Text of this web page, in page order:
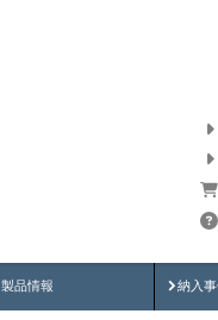
製品情報
製品動画 納入
納